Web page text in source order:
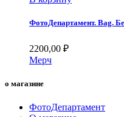
ФотоДепартамент. Bag.
2200,00 ₽
Мерч
о магазине
ФотоДепартамент